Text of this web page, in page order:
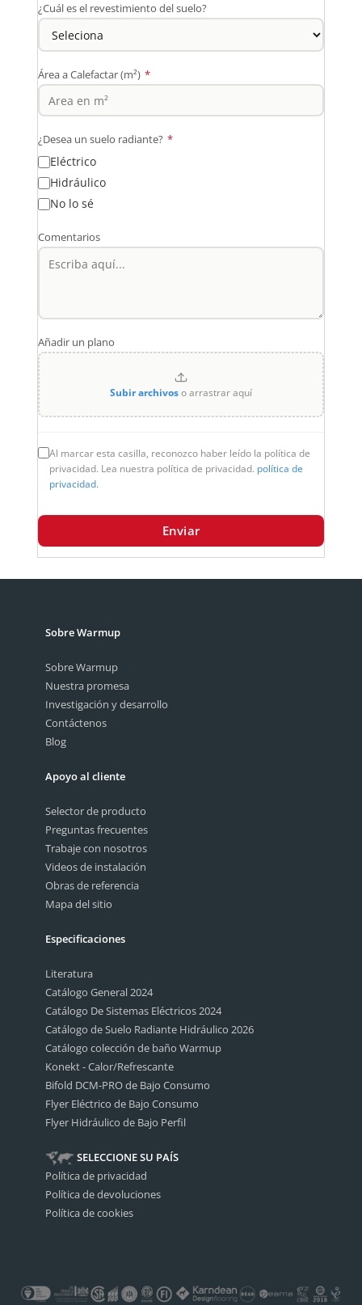
¿Cuál es el revestimiento del suelo?
Área a Calefactar (m²) *
¿Desea un suelo radiante? *
Eléctrico
Hidráulico
No lo sé
Comentarios
Añadir un plano
Subir archivoso arrastrar aquí
Al marcar esta casilla, reconozco haber leído la política de
privacidad. Lea nuestra política de privacidad. política de
privacidad.
Enviar
Sobre Warmup
Sobre Warmup
Nuestra promesa
Investigación y desarrollo
Contáctenos
Blog
Apoyo al cliente
Selector de producto
Preguntas frecuentes
Trabaje con nosotros
Videos de instalación
Obras de referencia
Mapa del sitio
Especificaciones
Literatura
Catálogo General 2024
Catálogo De Sistemas Eléctricos 2024
Catálogo de Suelo Radiante Hidráulico 2026
Catálogo colección de baño Warmup
Konekt - Calor/Refrescante
Bifold DCM-PRO de Bajo Consumo
Flyer Eléctrico de Bajo Consumo
Flyer Hidráulico de Bajo Perfil
SELECCIONE SU PAÍS
Política de privacidad
Política de devoluciones
Política de cookies